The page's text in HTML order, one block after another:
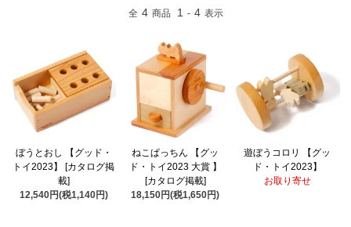
全 4 商品 1 - 4 表示
ぼうとおし 【グッド・
トイ2023】 [カタログ掲
載]
12,540円(税1,140円)
ねこぱっちん 【グッ
ド・トイ2023 大賞 】
[カタログ掲載]
18,150円(税1,650円)
遊ぼうコロリ 【グッ
ド・トイ2023】
お取り寄せ